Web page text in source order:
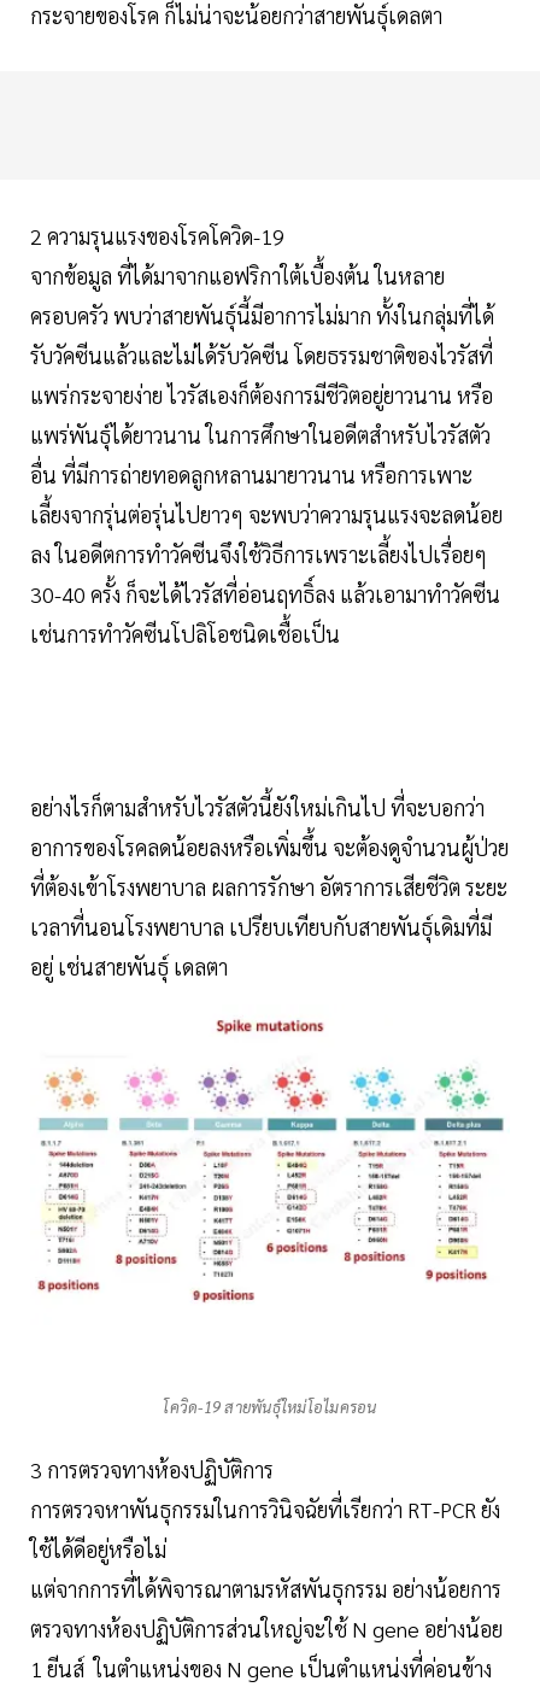
กระจายของโรค ก็ไม่น่าจะน้อยกว่าสายพันธุ์เดลตา
2 ความรุนแรงของโรคโควิด-19
จากข้อมูล ที่ได้มาจากแอฟริกาใต้เบื้องต้น ในหลาย
ครอบครัว พบว่าสายพันธุ์นี้มีอาการไม่มาก ทั้งในกลุ่มที่ได้
รับวัคซีนแล้วและไม่ได้รับวัคซีน โดยธรรมชาติของไวรัสที่
แพร่กระจายง่าย ไวรัสเองก็ต้องการมีชีวิตอยู่ยาวนาน หรือ
แพร่พันธุ์ได้ยาวนาน ในการศึกษาในอดีตสำหรับไวรัสตัว
อื่น ที่มีการถ่ายทอดลูกหลานมายาวนาน หรือการเพาะ
เลี้ยงจากรุ่นต่อรุ่นไปยาวๆ จะพบว่าความรุนแรงจะลดน้อย
ลง ในอดีตการทำวัคซีนจึงใช้วิธีการเพราะเลี้ยงไปเรื่อยๆ
30-40 ครั้ง ก็จะได้ไวรัสที่อ่อนฤทธิ์ลง แล้วเอามาทำวัคซีน
เช่นการทำวัคซีนโปลิโอชนิดเชื้อเป็น
อย่างไรก็ตามสำหรับไวรัสตัวนี้ยังใหม่เกินไป ที่จะบอกว่า
อาการของโรคลดน้อยลงหรือเพิ่มขึ้น จะต้องดูจำนวนผู้ป่วย
ที่ต้องเข้าโรงพยาบาล ผลการรักษา อัตราการเสียชีวิต ระยะ
เวลาที่นอนโรงพยาบาล เปรียบเทียบกับสายพันธุ์เดิมที่มี
อยู่ เช่นสายพันธุ์ เดลตา
โควิด-19 สายพันธุ์ใหม่โอไมครอน
3 การตรวจทางห้องปฏิบัติการ
การตรวจหาพันธุกรรมในการวินิจฉัยที่เรียกว่า RT-PCR ยัง
ใช้ได้ดีอยู่หรือไม่
แต่จากการที่ได้พิจารณาตามรหัสพันธุกรรม อย่างน้อยการ
ตรวจทางห้องปฏิบัติการส่วนใหญ่จะใช้ N gene อย่างน้อย
1 ยีนส์ ในตำแหน่งของ N gene เป็นตำแหน่งที่ค่อนข้าง